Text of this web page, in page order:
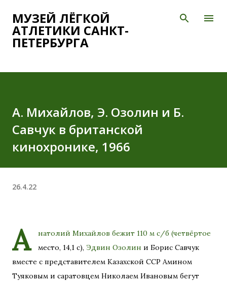
К основному контенту
МУЗЕЙ ЛЁГКОЙ
АТЛЕТИКИ САНКТ-
ПЕТЕРБУРГА
А. Михайлов, Э. Озолин и Б.
Савчук в британской
кинохронике, 1966
26.4.22
А натолий Михайлов бежит 110 м с/б (четвёртое
место, 14,1 с), Эдвин Озолин и Борис Савчук
вместе с представителем Казахской ССР Амином
Туяковым и саратовцем Николаем Ивановым бегут